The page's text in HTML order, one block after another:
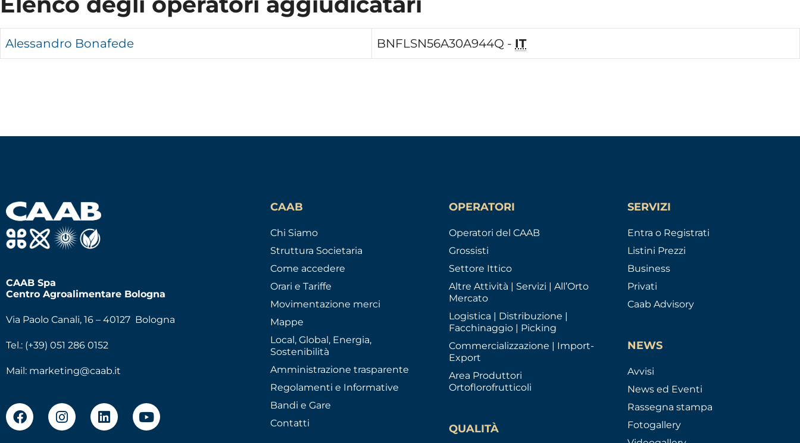
Alessandro Bonafede BNFLSN56A30A944Q - IT
CAAB Spa
Centro Agroalimentare Bologna
Via Paolo Canali, 16 – 40127 Bologna
Tel.: (+39) 051 286 0152
Mail: marketing@caab.it
CAAB
Chi Siamo
Struttura Societaria
Come accedere
Orari e Tariffe
Movimentazione merci
Mappe
Local, Global, Energia,
Sostenibilità
Amministrazione trasparente
Regolamenti e Informative
Bandi e Gare
Contatti
OPERATORI
Operatori del CAAB
Grossisti
Settore Ittico
Altre Attività | Servizi | All’Orto
Mercato
Logistica | Distribuzione |
Facchinaggio | Picking
Commercializzazione | Import-
Export
Area Produttori
Ortoflorofrutticoli
QUALITÀ
SERVIZI
Entra o Registrati
Listini Prezzi
Business
Privati
Caab Advisory
NEWS
Avvisi
News ed Eventi
Rassegna stampa
Fotogallery